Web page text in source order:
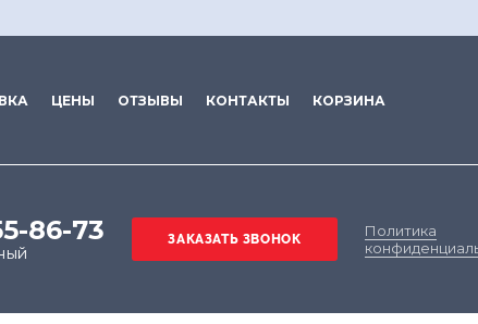
ЦЕНЫ ОТЗЫВЫ КОНТАКТЫ КОРЗИНА
86-73
Политика